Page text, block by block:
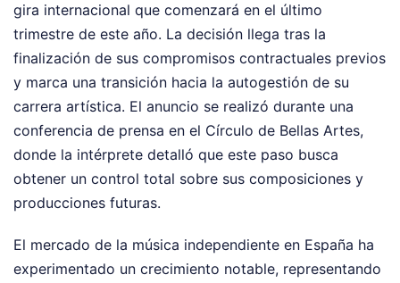
gira internacional que comenzará en el último
trimestre de este año. La decisión llega tras la
finalización de sus compromisos contractuales previos
y marca una transición hacia la autogestión de su
carrera artística. El anuncio se realizó durante una
conferencia de prensa en el Círculo de Bellas Artes,
donde la intérprete detalló que este paso busca
obtener un control total sobre sus composiciones y
producciones futuras.
El mercado de la música independiente en España ha
experimentado un crecimiento notable, representando